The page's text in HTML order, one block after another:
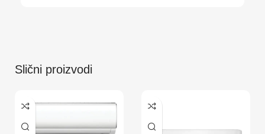
Slični proizvodi